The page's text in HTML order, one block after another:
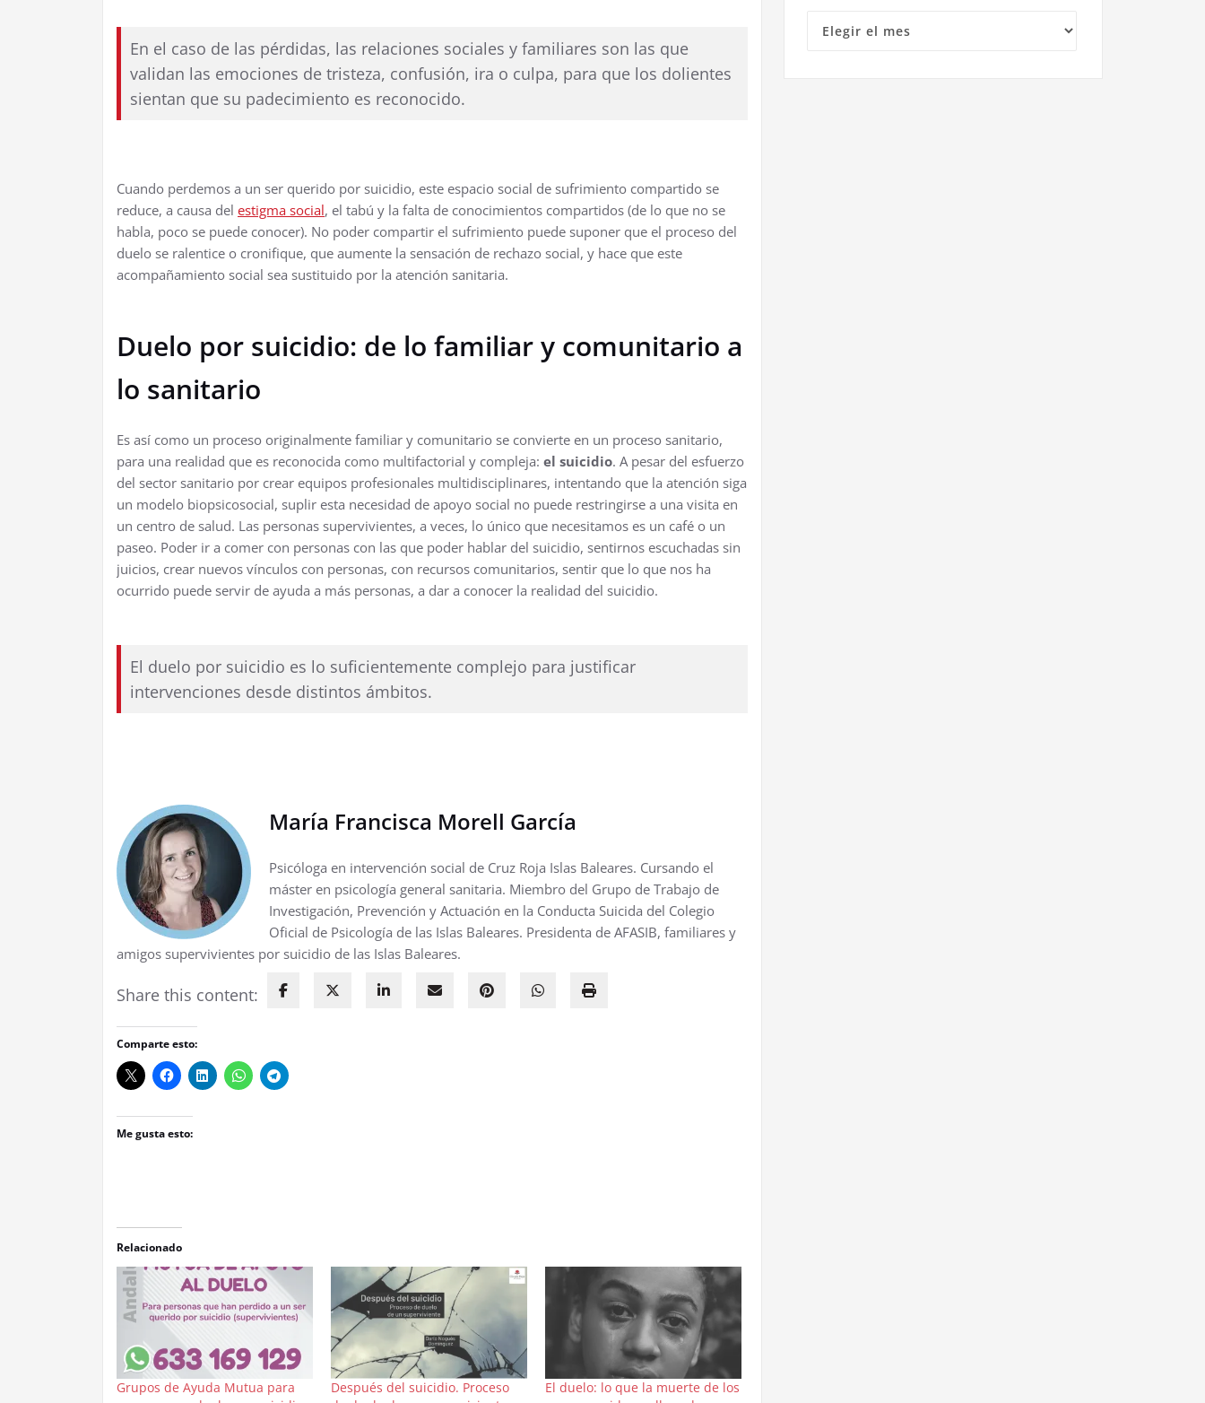
En el caso de las pérdidas, las relaciones sociales y familiares son las que
validan las emociones de tristeza, confusión, ira o culpa, para que los dolientes
sientan que su padecimiento es reconocido.
Cuando perdemos a un ser querido por suicidio, este espacio social de sufrimiento compartido se
reduce, a causa del estigma social, el tabú y la falta de conocimientos compartidos (de lo que no se
habla, poco se puede conocer). No poder compartir el sufrimiento puede suponer que el proceso del
duelo se ralentice o cronifique, que aumente la sensación de rechazo social, y hace que este
acompañamiento social sea sustituido por la atención sanitaria.
Duelo por suicidio: de lo familiar y comunitario a
lo sanitario
Es así como un proceso originalmente familiar y comunitario se convierte en un proceso sanitario,
para una realidad que es reconocida como multifactorial y compleja: el suicidio. A pesar del esfuerzo
del sector sanitario por crear equipos profesionales multidisciplinares, intentando que la atención siga
un modelo biopsicosocial, suplir esta necesidad de apoyo social no puede restringirse a una visita en
un centro de salud. Las personas supervivientes, a veces, lo único que necesitamos es un café o un
paseo. Poder ir a comer con personas con las que poder hablar del suicidio, sentirnos escuchadas sin
juicios, crear nuevos vínculos con personas, con recursos comunitarios, sentir que lo que nos ha
ocurrido puede servir de ayuda a más personas, a dar a conocer la realidad del suicidio.
El duelo por suicidio es lo suficientemente complejo para justificar
intervenciones desde distintos ámbitos.
María Francisca Morell García
Psicóloga en intervención social de Cruz Roja Islas Baleares. Cursando el
máster en psicología general sanitaria. Miembro del Grupo de Trabajo de
Investigación, Prevención y Actuación en la Conducta Suicida del Colegio
Oficial de Psicología de las Islas Baleares. Presidenta de AFASIB, familiares y
amigos supervivientes por suicidio de las Islas Baleares.
Share this content:
Comparte esto:
Me gusta esto:
Relacionado
Grupos de Ayuda Mutua para
Después del suicidio. Proceso
El duelo: lo que la muerte de los